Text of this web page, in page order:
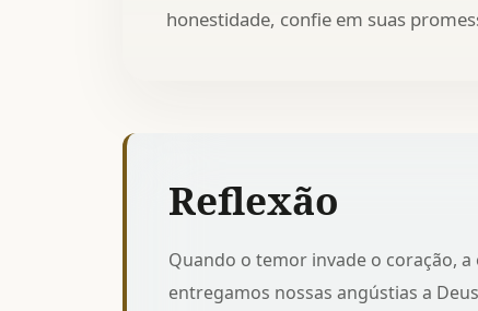
honestidade, confie em suas
Reflexão
Quando o temor invade o coração,
entregamos nossas angústias a